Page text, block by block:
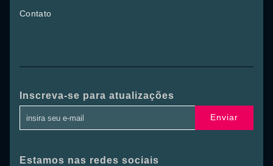
Contato
Inscreva-se para atualizações
Enviar
Estamos nas redes sociais